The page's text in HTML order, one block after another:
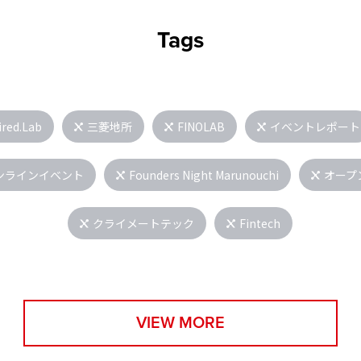
Tags
三菱地所 FINOLAB イベントレポート
ラインイベント Founders Night Marunouchi オー
クライメートテック Fintech
VIEW MORE